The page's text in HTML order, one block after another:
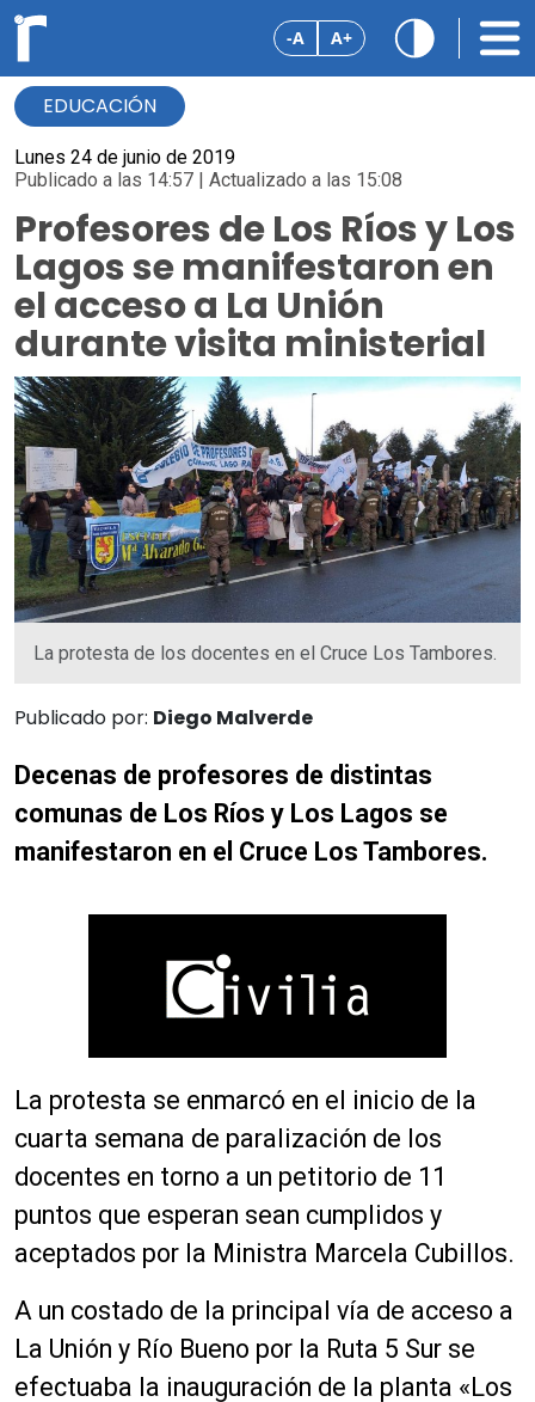
-A A+
EDUCACIÓN
Lunes 24 de junio de 2019
Publicado a las 14:57 | Actualizado a las 15:08
Profesores de Los Ríos y Los
Lagos se manifestaron en
el acceso a La Unión
durante visita ministerial
La protesta de los docentes en el Cruce Los Tambores.
Publicado por: Diego Malverde
Decenas de profesores de distintas
comunas de Los Ríos y Los Lagos se
manifestaron en el Cruce Los Tambores.
La protesta se enmarcó en el inicio de la
cuarta semana de paralización de los
docentes en torno a un petitorio de 11
puntos que esperan sean cumplidos y
aceptados por la Ministra Marcela Cubillos.
A un costado de la principal vía de acceso a
La Unión y Río Bueno por la Ruta 5 Sur se
efectuaba la inauguración de la planta «Los